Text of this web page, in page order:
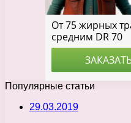
Популярные статьи
29.03.2019